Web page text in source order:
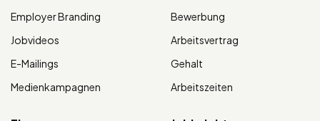
Employer Branding
Jobvideos
E-Mailings
Medienkampagnen
Bewerbung
Arbeitsvertrag
Gehalt
Arbeitszeiten